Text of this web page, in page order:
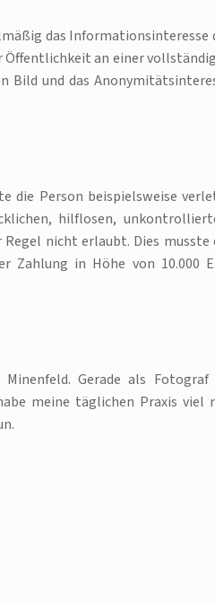
das Informationsinteresse
Öffentlichkeit an einer
Bild und das
die Person beispielsweise
hilflosen,
nicht erlaubt. Dies musste
Zahlung in Höhe von 10.000
Gerade als
meine täglichen Praxis viel